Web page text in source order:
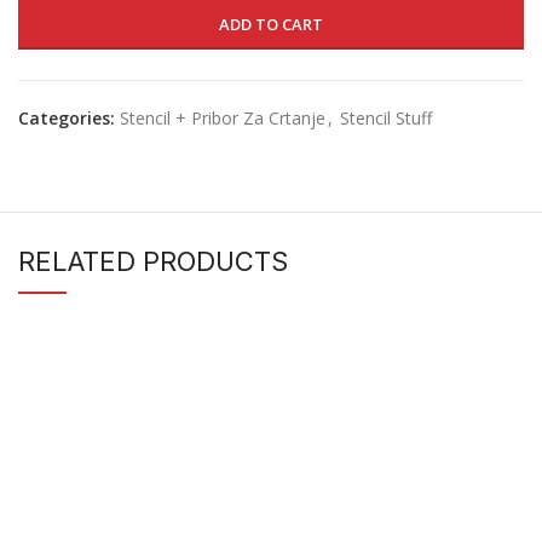
ADD TO CART
Categories: Stencil + Pribor Za Crtanje , Stencil Stuff
RELATED PRODUCTS